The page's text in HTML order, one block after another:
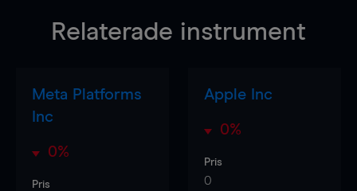
Relaterade instrument
Meta Platforms
Inc
0%
Pris
Apple Inc
0%
Pris
0